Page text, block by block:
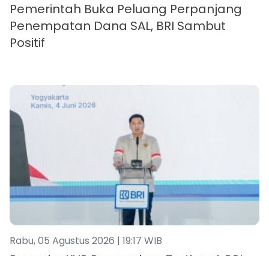
Pemerintah Buka Peluang Perpanjang
Penempatan Dana SAL, BRI Sambut
Positif
Rabu, 05 Agustus 2026 | 19:17 WIB